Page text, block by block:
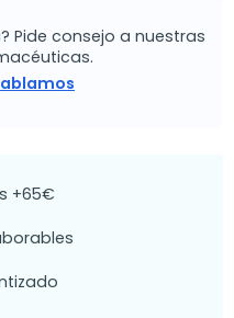
Pide consejo a nuestras
+65€